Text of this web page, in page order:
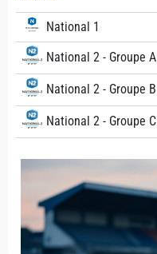
National 1
National 2 - Groupe A
National 2 - Groupe B
National 2 - Groupe C